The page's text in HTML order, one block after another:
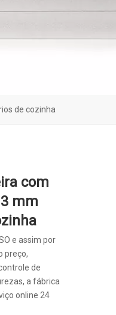
de cozinha
com
mm
e assim por
preço,
de
a fábrica
online 24